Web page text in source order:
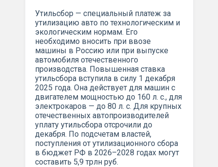
Утильсбор — специальный платеж за
утилизацию авто по технологическим и
экологическим нормам. Его
необходимо вносить при ввозе
машины в Россию или при выпуске
автомобиля отечественного
производства. Повышенная ставка
утильсбора вступила в силу 1 декабря
2025 года. Она действует для машин с
двигателем мощностью до 160 л. с., для
электрокаров — до 80 л. с. Для крупных
отечественных автопроизводителей
уплату утильсбора отсрочили до
декабря. По подсчетам властей,
поступления от утилизационного сбора
в бюджет РФ в 2026–2028 годах могут
составить 5,9 трлн руб.